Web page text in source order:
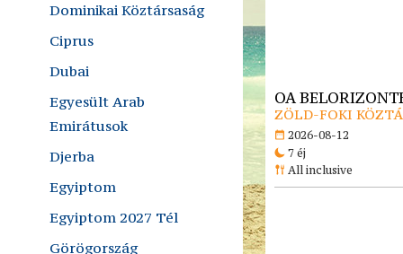
Dominikai Köztársaság
Ciprus
Dubai
Egyesült Arab
Emirátusok
Djerba
Egyiptom
Egyiptom 2027 Tél
Görögország
OA
ZÖLD-FOKI
2026-08-12
7 éj
All inclusive